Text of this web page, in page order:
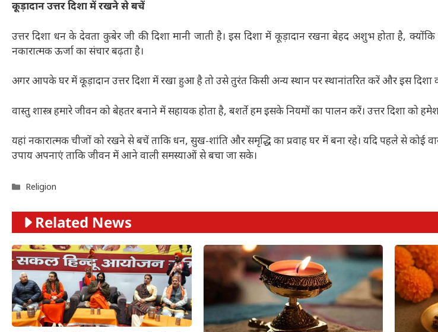
कूड़ादान उत्तर दिशा में रखने से बचें
उत्तर दिशा धन के देवता कुबेर जी की दिशा मानी जाती है। इस दिशा में कूड़ादान रखना बेहद अशुभ होता है,
नकारात्मक ऊर्जा का संचार बढ़ता है।
अगर आपके घर में कूड़ादान उत्तर दिशा में रखा हुआ है तो उसे तुरंत किसी अन्य स्थान पर स्थानांतरित करें और इस दिशा
वास्तु शास्त्र हमारे जीवन को बेहतर बनाने में सहायक होता है, बशर्ते हम इसके नियमों का पालन करें। उत्तर दिशा को
यहां नकारात्मक चीजों को रखने से बचें ताकि धन, सुख-शांति और समृद्धि का प्रवाह घर में बना रहे। यदि पहले से कोई
उपाय अपनाएं ताकि जीवन में आने वाली समस्याओं से बचा जा सके।
Categories
Religion
Related News